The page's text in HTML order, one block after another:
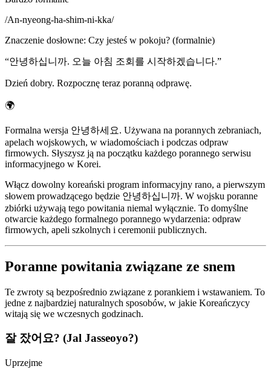
/An-nyeong-ha-shim-ni-kka/
Znaczenie dosłowne: Czy jesteś w pokoju? (formalnie)
“안녕하십니까. 오늘 아침 조회를 시작하겠습니다.”
Dzień dobry. Rozpocznę teraz poranną odprawę.
🌍
Formalna wersja 안녕하세요. Używana na porannych zebraniach,
apelach wojskowych, w wiadomościach i podczas odpraw
firmowych. Słyszysz ją na początku każdego porannego serwisu
informacyjnego w Korei.
Włącz dowolny koreański program informacyjny rano, a pierwszym
słowem prowadzącego będzie 안녕하십니까. W wojsku poranne
zbiórki używają tego powitania niemal wyłącznie. To domyślne
otwarcie każdego formalnego porannego wydarzenia: odpraw
firmowych, apeli szkolnych i ceremonii publicznych.
Poranne powitania związane ze snem
Te zwroty są bezpośrednio związane z porankiem i wstawaniem. To
jedne z najbardziej naturalnych sposobów, w jakie Koreańczycy
witają się we wczesnych godzinach.
잘 잤어요? (Jal Jasseoyo?)
Uprzejme